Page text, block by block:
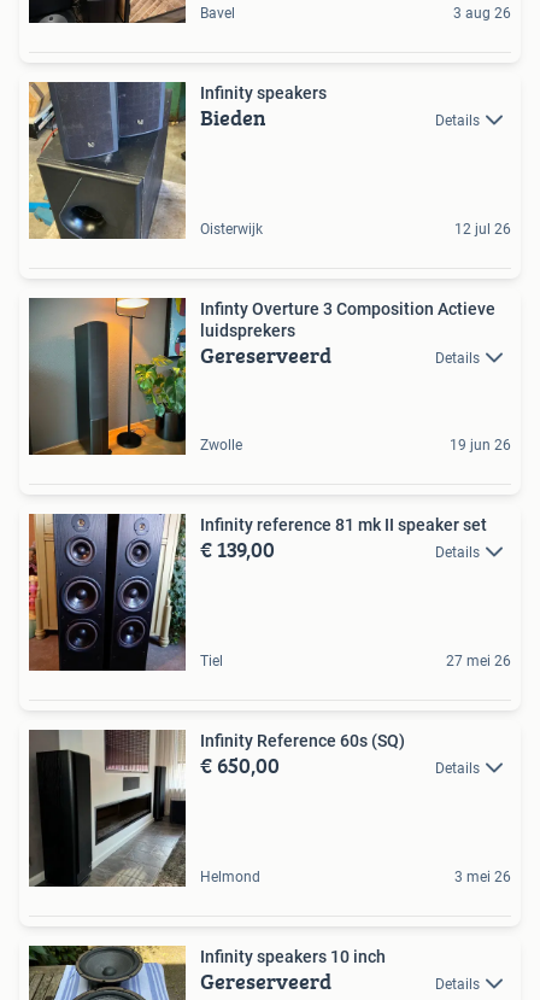
Bavel 3 aug 26
Infinity speakers
Bieden Details
Oisterwijk 12 jul 26
Infinty Overture 3 Composition Actieve
luidsprekers
Gereserveerd Details
Zwolle 19 jun 26
Infinity reference 81 mk II speaker set
€ 139,00 Details
Tiel 27 mei 26
Infinity Reference 60s (SQ)
€ 650,00 Details
Helmond 3 mei 26
Infinity speakers 10 inch
Gereserveerd Details